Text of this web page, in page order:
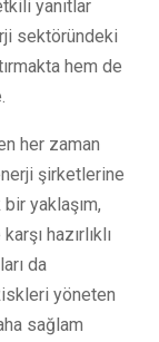
yanıtlar
sektöründeki
hem de
her zaman
şirketlerine
yaklaşım,
hazırlıklı
da
yöneten
sağlam